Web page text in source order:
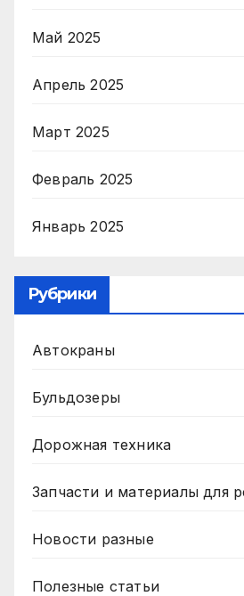
Май 2025
Апрель 2025
Март 2025
Февраль 2025
Январь 2025
Рубрики
Автокраны
Бульдозеры
Дорожная техника
Запчасти и материалы для
Новости разные
Полезные статьи